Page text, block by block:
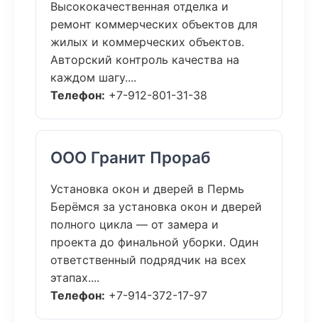
Высококачественная отделка и
ремонт коммерческих объектов для
жилых и коммерческих объектов.
Авторский контроль качества на
каждом шагу....
Телефон: +7-912-801-31-38
ООО Гранит Прораб
Установка окон и дверей в Пермь
Берёмся за установка окон и дверей
полного цикла — от замера и
проекта до финальной уборки. Один
ответственный подрядчик на всех
этапах....
Телефон: +7-914-372-17-97